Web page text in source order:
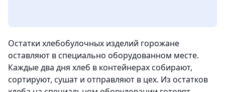
Остатки хлебобулочных изделий горожане
оставляют в специально оборудованном месте.
Каждые два дня хлеб в контейнерах собирают,
сортируют, сушат и отправляют в цех. Из остатков